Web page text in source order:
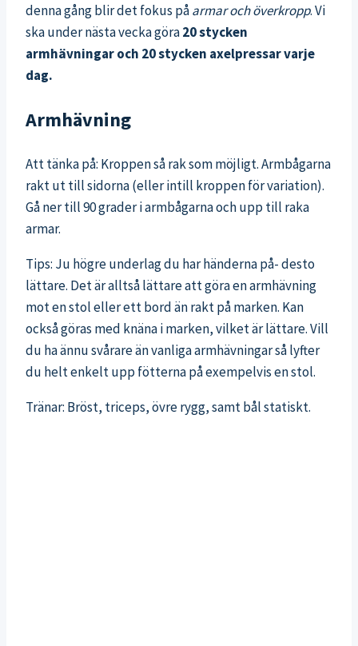
denna gång blir det fokus påarmar och överkropp. Vi
ska under nästa vecka göra20 stycken
armhävningar och 20 stycken axelpressar varje
dag.
Armhävning
Att tänka på: Kroppen så rak som möjligt. Armbågarna
rakt ut till sidorna (eller intill kroppen för variation).
Gå ner till 90 grader i armbågarna och upp till raka
armar.
Tips: Ju högre underlag du har händerna på- desto
lättare. Det är alltså lättare att göra en armhävning
mot en stol eller ett bord än rakt på marken. Kan
också göras med knäna i marken, vilket är lättare. Vill
du ha ännu svårare än vanliga armhävningar så lyfter
du helt enkelt upp fötterna på exempelvis en stol.
Tränar: Bröst, triceps, övre rygg, samt bål statiskt.